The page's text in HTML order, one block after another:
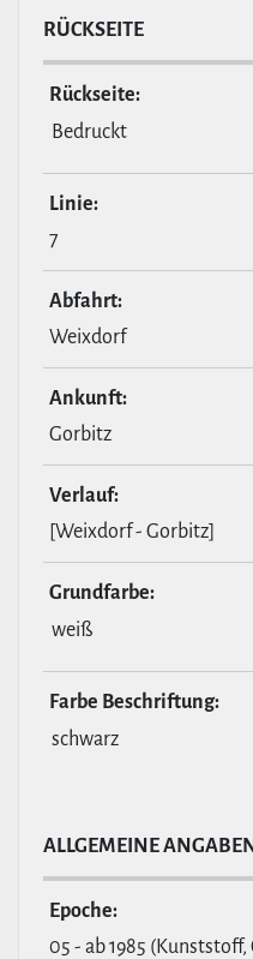
RÜCKSEITE
Rückseite:
Bedruckt
Linie:
7
Abfahrt:
Weixdorf
Ankunft:
Gorbitz
Verlauf:
[Weixdorf - Gorbitz]
Grund­farbe:
weiß
Farbe Beschrif­tung:
schwarz
ALL­GE­MEINE
Epoche:
05 - ab 1985